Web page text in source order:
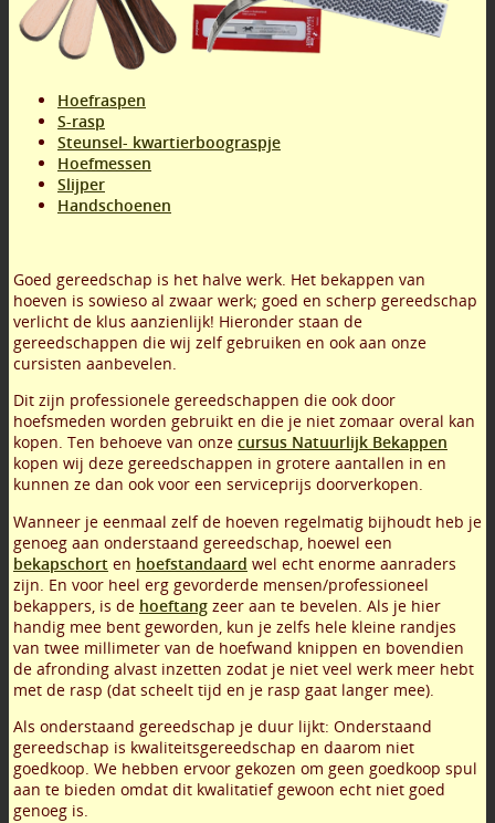
Hoefraspen
S-rasp
Steunsel- kwartierboograspje
Hoefmessen
Slijper
Handschoenen
Goed gereedschap is het halve werk. Het bekappen van
hoeven is sowieso al zwaar werk; goed en scherp gereedschap
verlicht de klus aanzienlijk! Hieronder staan de
gereedschappen die wij zelf gebruiken en ook aan onze
cursisten aanbevelen.
Dit zijn professionele gereedschappen die ook door
hoefsmeden worden gebruikt en die je niet zomaar overal kan
kopen. Ten behoeve van onze cursus Natuurlijk Bekappen
kopen wij deze gereedschappen in grotere aantallen in en
kunnen ze dan ook voor een serviceprijs doorverkopen.
Wanneer je eenmaal zelf de hoeven regelmatig bijhoudt heb je
genoeg aan onderstaand gereedschap, hoewel een
bekapschort en hoefstandaard wel echt enorme aanraders
zijn. En voor heel erg gevorderde mensen/professioneel
bekappers, is de hoeftang zeer aan te bevelen. Als je hier
handig mee bent geworden, kun je zelfs hele kleine randjes
van twee millimeter van de hoefwand knippen en bovendien
de afronding alvast inzetten zodat je niet veel werk meer hebt
met de rasp (dat scheelt tijd en je rasp gaat langer mee).
Als onderstaand gereedschap je duur lijkt: Onderstaand
gereedschap is kwaliteitsgereedschap en daarom niet
goedkoop. We hebben ervoor gekozen om geen goedkoop spul
aan te bieden omdat dit kwalitatief gewoon echt niet goed
genoeg is.